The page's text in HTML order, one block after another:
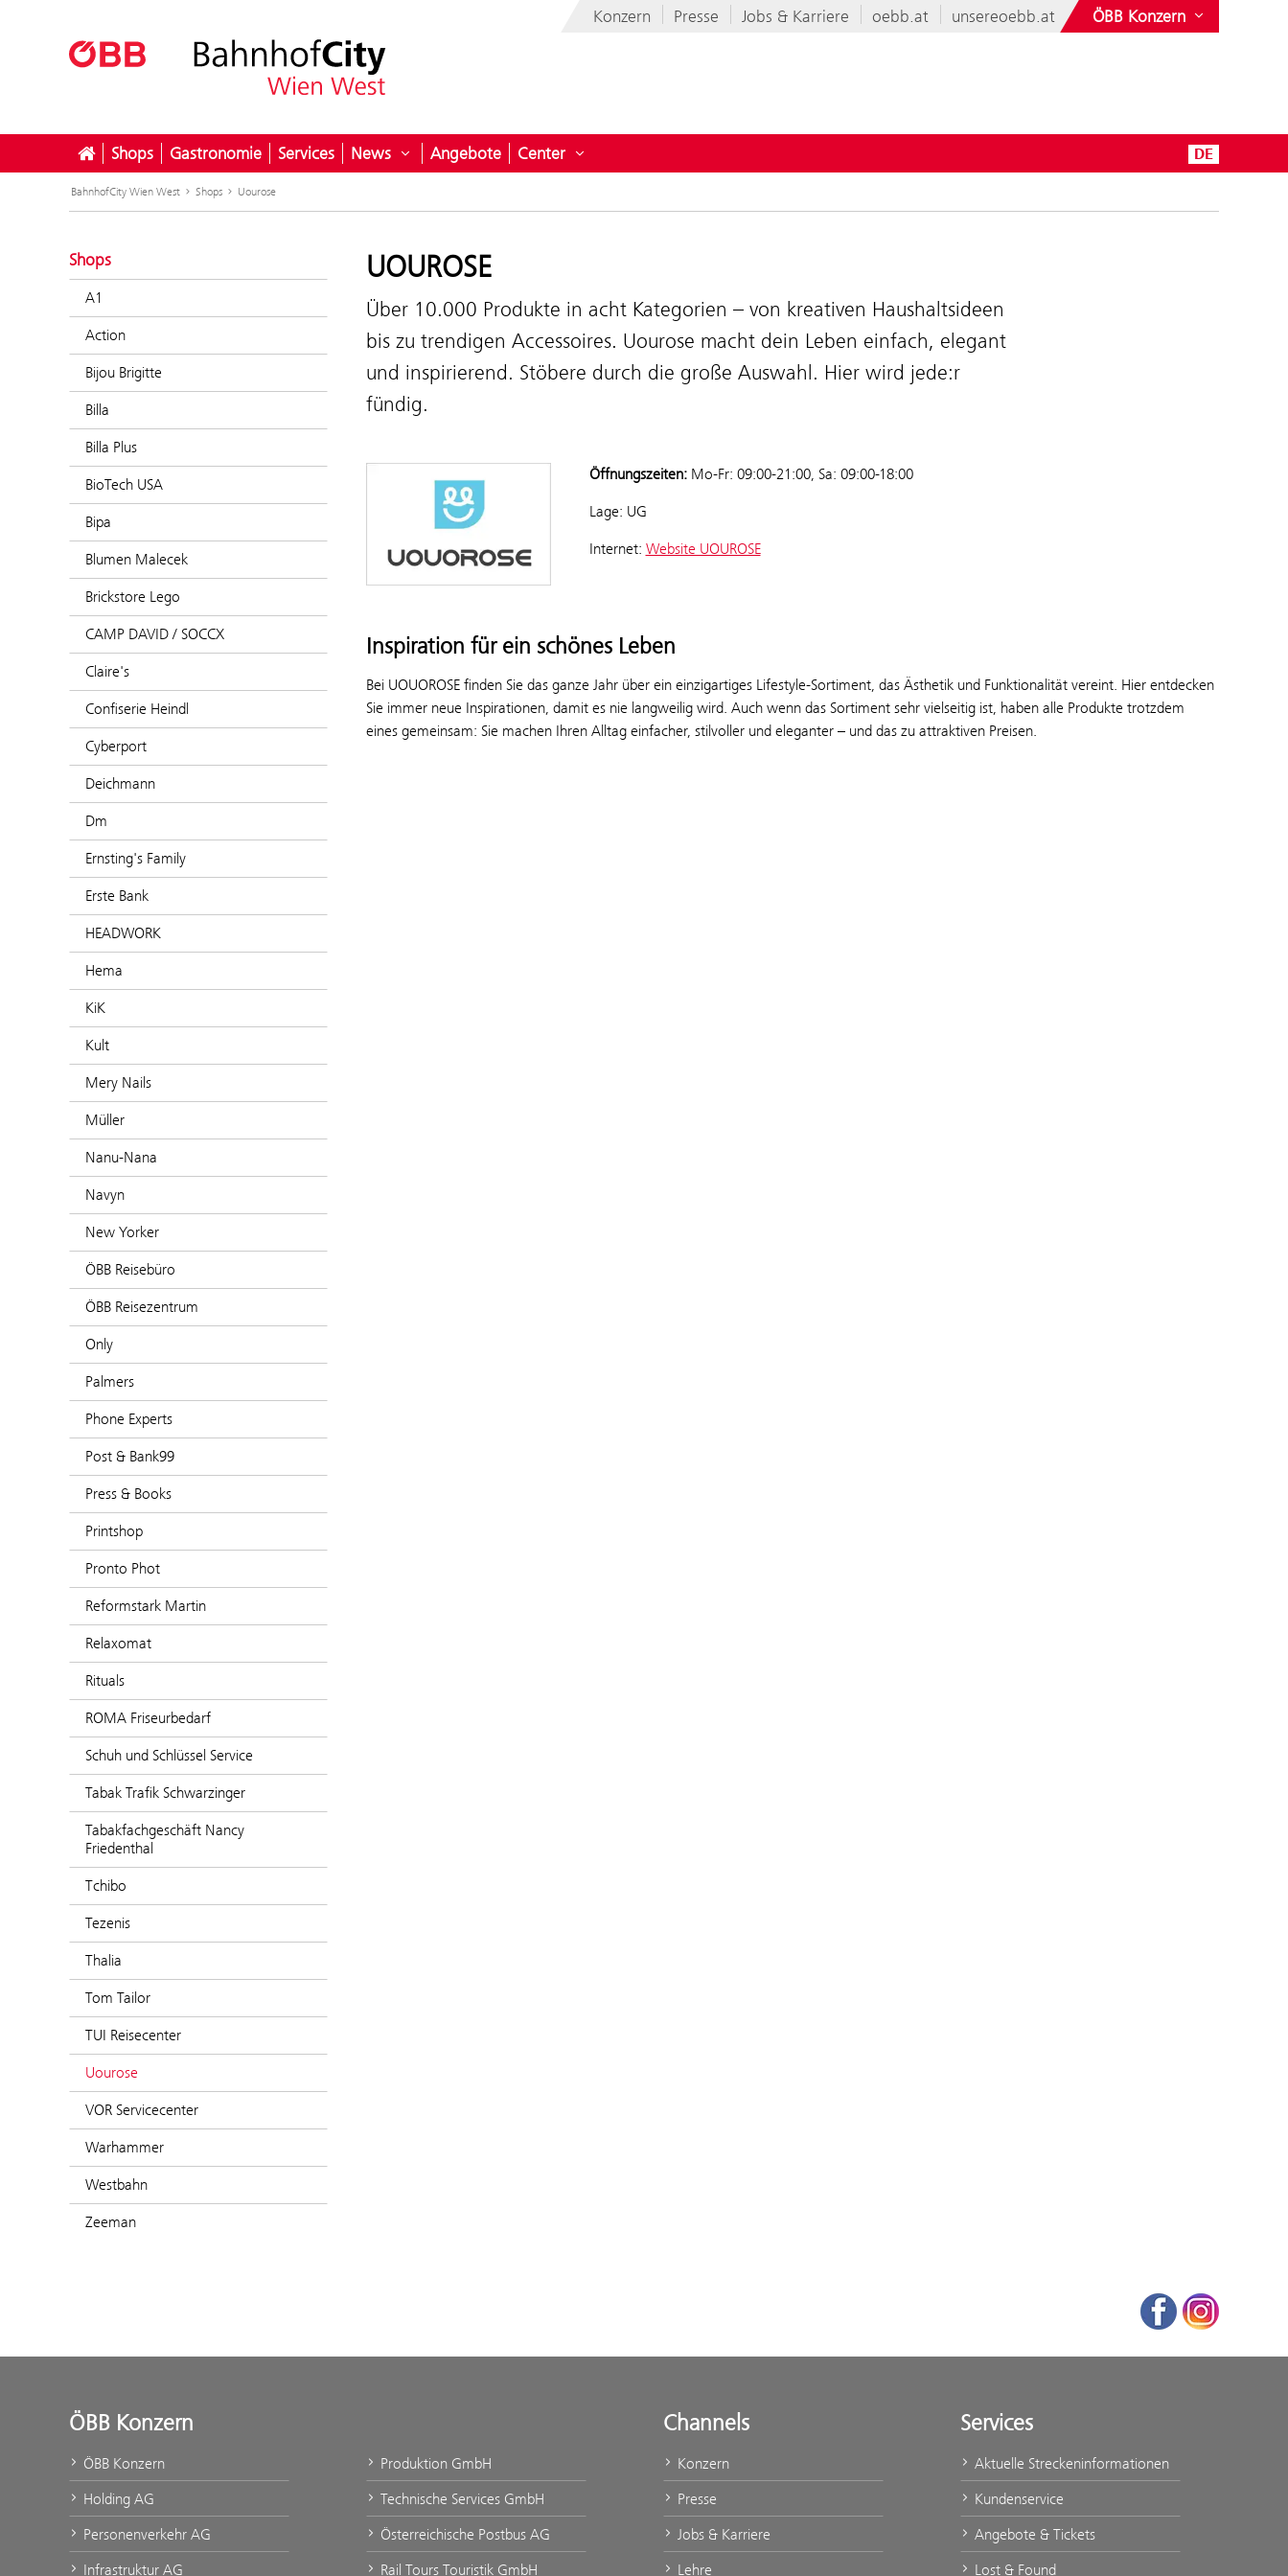
Konzern Presse Jobs & Karriere oebb.at unsereoebb.at ÖBB Konzern
Shops Gastronomie Services News Untermenü öffnen für News
Angebote Center Untermenü öffnen für Center DE
BahnhofCity Wien West Shops Uourose
Shops
A1
Action
Bijou Brigitte
Billa
Billa Plus
BioTech USA
Bipa
Blumen Malecek
Brickstore Lego
CAMP DAVID / SOCCX
Claire's
Confiserie Heindl
Cyberport
Deichmann
Dm
Ernsting's Family
Erste Bank
HEADWORK
Hema
KiK
Kult
Mery Nails
Müller
Nanu-Nana
Navyn
New Yorker
ÖBB Reisebüro
ÖBB Reisezentrum
Only
Palmers
Phone Experts
Post & Bank99
Press & Books
Printshop
Pronto Phot
Reformstark Martin
Relaxomat
Rituals
ROMA Friseurbedarf
Schuh und Schlüssel Service
Tabak Trafik Schwarzinger
Tabakfachgeschäft Nancy
Friedenthal
Tchibo
Tezenis
Thalia
Tom Tailor
TUI Reisecenter
Uourose
VOR Servicecenter
Warhammer
Westbahn
Zeeman
UOUROSE
Über 10.000 Produkte in acht Kategorien – von kreativen Haushaltsideen
bis zu trendigen Accessoires. Uourose macht dein Leben einfach, elegant
und inspirierend. Stöbere durch die große Auswahl. Hier wird jede:r
fündig.
Öffnungszeiten:Mo-Fr: 09:00-21:00, Sa: 09:00-18:00
Lage: UG
Internet: Website UOUROSE
Inspiration für ein schönes Leben
Bei UOUOROSE finden Sie das ganze Jahr über ein einzigartiges Lifestyle-Sortiment, das Ästhetik und Funktionalität vereint. Hier entdecken
Sie immer neue Inspirationen, damit es nie langweilig wird. Auch wenn das Sortiment sehr vielseitig ist, haben alle Produkte trotzdem
eines gemeinsam: Sie machen Ihren Alltag einfacher, stilvoller und eleganter – und das zu attraktiven Preisen.
FacebookInstagram
ÖBB Konzern
ÖBB Konzern
Holding AG
Personenverkehr AG
Infrastruktur AG
Produktion GmbH
Technische Services GmbH
Österreichische Postbus AG
Rail Tours Touristik GmbH
Channels
Konzern
Presse
Jobs & Karriere
Lehre
Services
Aktuelle Streckeninformationen
Kundenservice
Angebote & Tickets
Lost & Found